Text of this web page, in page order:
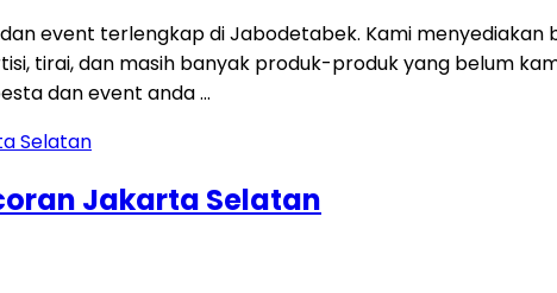
event terlengkap di Jabodetabek. Kami
tirai, dan masih banyak produk-produk yang belum
dan event anda …
Jakarta Selatan